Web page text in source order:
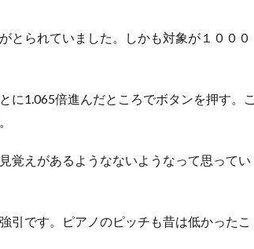
とられていました。しかも対象が１０００
に1.065倍進んだところでボタンを押す。こ
覚えがあるようなないようなって思ってい
引です。ピアノのピッチも昔は低かったこ